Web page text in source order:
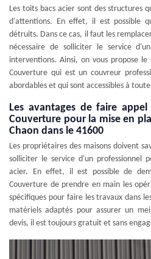
Les toits bacs acier sont des structures
d'attentions. En effet, il est possible
détruits. Dans ce cas, il faut les
nécessaire de solliciter le service
interventions. Ainsi, on vous propose
Couverture qui est un couvreur
abordables et qui sont accessibles à
Les avantages de faire
Couverture pour la mise en
Chaon dans le 41600
Les propriétaires des maisons doivent
solliciter le service d'un professionnel
acier. En effet, il est possible de
Couverture de prendre en main les
spécifiques pour faire les travaux dans
matériels adaptés pour assurer un
devis, il est toujours gratuit et sans